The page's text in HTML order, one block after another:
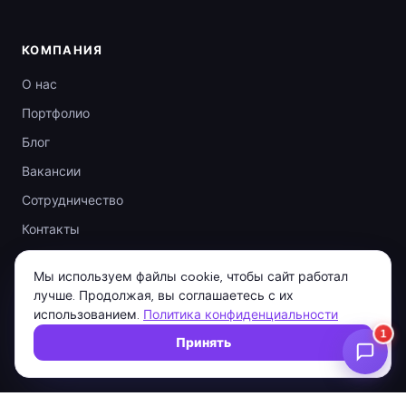
КОМПАНИЯ
О нас
Портфолио
Блог
Вакансии
Сотрудничество
Контакты
КОНТАКТЫ
+38 063 917 25 89
+38 097 296 40 20
Мы используем файлы cookie, чтобы сайт работал
лучше. Продолжая, вы соглашаетесь с их
использованием. Политика конфиденциальности
Принять